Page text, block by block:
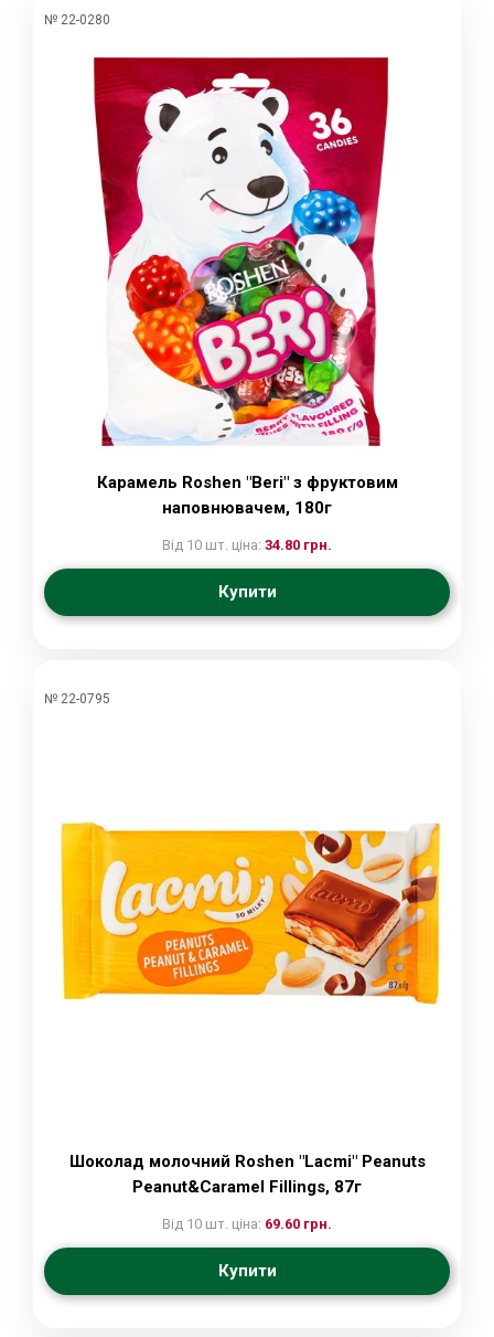
№ 22-0280
Карамель Roshen "Beri" з фруктовим
наповнювачем, 180г
Від 10 шт. ціна: 34.80 грн.
Купити
№ 22-0795
Шоколад молочний Roshen "Lacmi" Peanuts
Peanut&Caramel Fillings, 87г
Від 10 шт. ціна: 69.60 грн.
Купити